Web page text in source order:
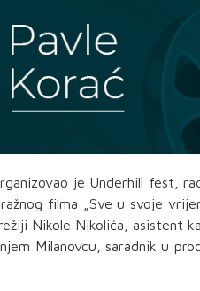
je Underhill fest,
filma „Sve u svoje
Nikole Nikolića, asistent
Milanovcu, saradnik u